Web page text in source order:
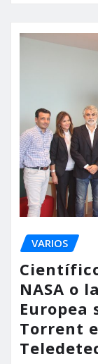
VARIOS
NASA o
Europea
Torrent